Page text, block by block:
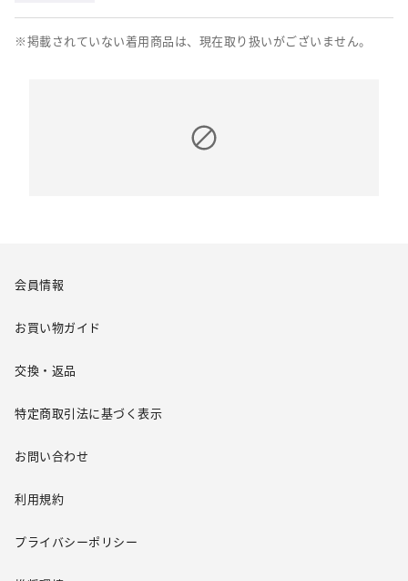
※掲載されていない着用商品は、現在取り扱いがございません。
会員情報
お買い物ガイド
交換・返品
特定商取引法に基づく表示
お問い合わせ
利用規約
プライバシーポリシー